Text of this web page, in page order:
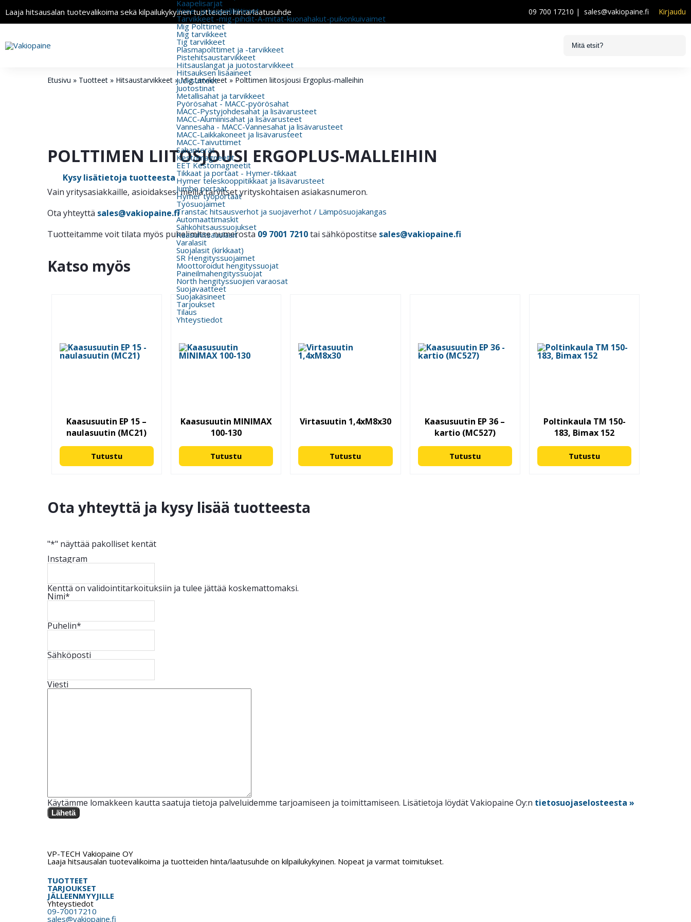
Laaja hitsausalan tuotevalikoima sekä kilpailukykyinen tuotteiden hinta/laatusuhde 09 700 17210 | sales@vakiopaine.fi Kirjaudu
Kaapelisarjat
Kone- ja kaapeliliittimet
Tarvikkeet -mig-pihdit-A-mitat-kuonahakut-puikonkuivaimet
Mig Polttimet
Mig tarvikkeet
Tig tarvikkeet
Plasmapolttimet ja -tarvikkeet
Pistehitsaustarvikkeet
Hitsauslangat ja juotostarvikkeet
Hitsauksen lisäaineet
Juoksutteet
Juotostinat
Metallisahat ja tarvikkeet
Pyörösahat - MACC-pyörösahat
MACC-Pystyjohdesahat ja lisävarusteet
MACC-Alumiinisahat ja lisävarusteet
Vannesaha - MACC-Vannesahat ja lisävarusteet
MACC-Laikkakoneet ja lisävarusteet
MACC-Taivuttimet
Sahanterät
Kestomagneetit
EET Kestomagneetit
Tikkaat ja portaat - Hymer-tikkaat
Hymer teleskooppitikkaat ja lisävarusteet
Jumbo portaat
Hymer työportaat
Työsuojaimet
Transtac hitsausverhot ja suojaverhot / Lämpösuojakangas
Automaattimaskit
Sähköhitsaussuojukset
Kaasuhitsauslasit
Varalasit
Suojalasit (kirkkaat)
SR Hengityssuojaimet
Moottoroidut hengityssuojat
Paineilmahengityssuojat
North hengityssuojien varaosat
Suojavaatteet
Suojakäsineet
Tarjoukset
Tilaus
Yhteystiedot
Etusivu » Tuotteet » Hitsaustarvikkeet »Mig tarvikkeet » Polttimen liitosjousi Ergoplus-malleihin
POLTTIMEN LIITOSJOUSI ERGOPLUS-MALLEIHIN
Kysy lisätietoja tuotteesta
Vain yritysasiakkaille, asioidaksesi meillä tarvitset yrityskohtaisen asiakasnumeron.
Ota yhteyttä sales@vakiopaine.fi
Tuotteitamme voit tilata myös puhelimitse numerosta09 7001 7210tai sähköpostitse sales@vakiopaine.fi
Katso myös
Kaasusuutin EP 15 –
naulasuutin (MC21)
Tutustu
Kaasusuutin MINIMAX
100-130
Tutustu
Virtasuutin 1,4xM8x30
Tutustu
Kaasusuutin EP 36 –
kartio (MC527)
Tutustu
Poltinkaula TM 150-
183, Bimax 152
Tutustu
Ota yhteyttä ja kysy lisää tuotteesta
"*" näyttää pakolliset kentät
Instagram
Kenttä on validointitarkoituksiin ja tulee jättää koskemattomaksi.
Nimi*
Puhelin*
Sähköposti
Viesti
Käytämme lomakkeen kautta saatuja tietoja palveluidemme tarjoamiseen ja toimittamiseen. Lisätietoja löydät Vakiopaine Oy:n tietosuojaselosteesta »
Lähetä
VP-TECH Vakiopaine OY
Laaja hitsausalan tuotevalikoima ja tuotteiden hinta/laatusuhde on kilpailukykyinen. Nopeat ja varmat toimitukset.
TUOTTEET
TARJOUKSET
JÄLLEENMYYJILLE
Yhteystiedot
09-70017210
sales@vakiopaine.fi